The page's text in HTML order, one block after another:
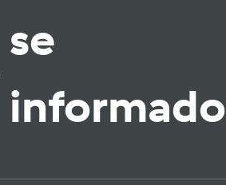
se
informado